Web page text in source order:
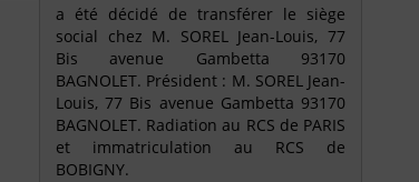
a été décidé de transférer le siège
social chez M. SOREL Jean-Louis, 77
Bis avenue Gambetta 93170
BAGNOLET. Président : M. SOREL Jean-
Louis, 77 Bis avenue Gambetta 93170
BAGNOLET. Radiation au RCS de PARIS
et immatriculation au RCS de
BOBIGNY.